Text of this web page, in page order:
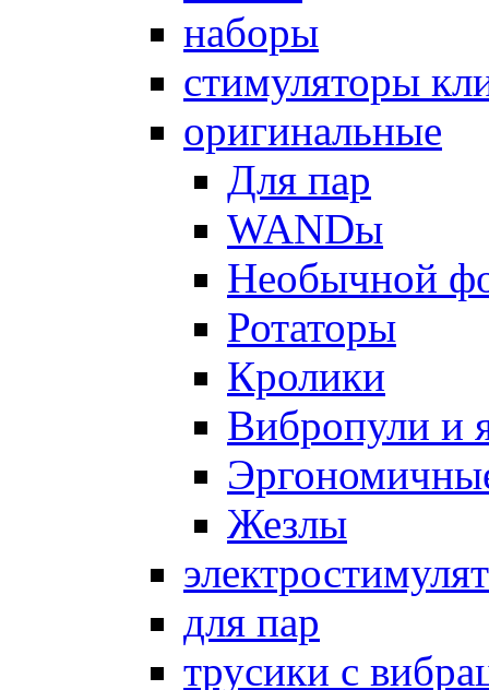
наборы
стимуляторы
оригинальные
Для пар
WANDы
Необычной
Ротаторы
Кролики
Вибропули и
Жезлы
для пар
трусики с